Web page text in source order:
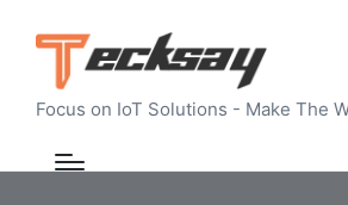
Focus on IoT Solutions - Make The